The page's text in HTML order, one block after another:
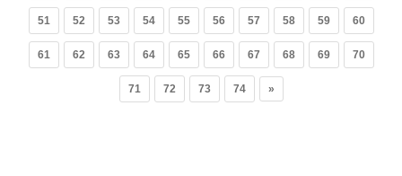
51 52 53 54 55 56 57 58 59 60
61 62 63 64 65 66 67 68 69 70
71 72 73 74 »